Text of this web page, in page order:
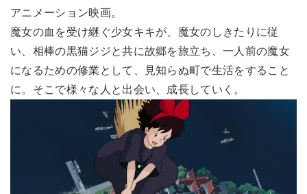
アニメーション映画。
魔女の血を受け継ぐ少女キキが、魔女のしきたりに従
い、相棒の黒猫ジジと共に故郷を旅立ち、一人前の魔女
になるための修業として、見知らぬ町で生活をすること
に。そこで様々な人と出会い、成長していく。